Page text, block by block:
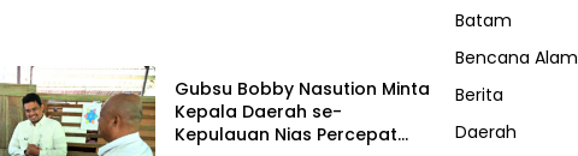
Gubsu Bobby Nasution Minta
Kepala Daerah se-
Kepulauan Nias Percepat
Batam
Bencana Alam
Berita
Daerah